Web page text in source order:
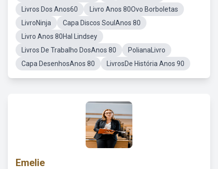
Livros Dos Anos60
Livro Anos 80Ovo Borboletas
LivroNinja
Capa Discos SoulAnos 80
Livro Anos 80Hal Lindsey
Livros De Trabalho DosAnos 80
PolianaLivro
Capa DesenhosAnos 80
LivrosDe História Anos 90
Emelie